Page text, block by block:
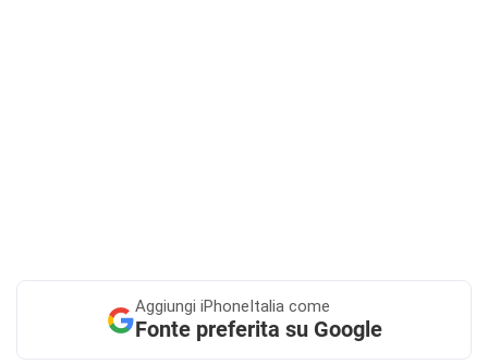
Aggiungi iPhoneItalia come
Fonte preferita su Google